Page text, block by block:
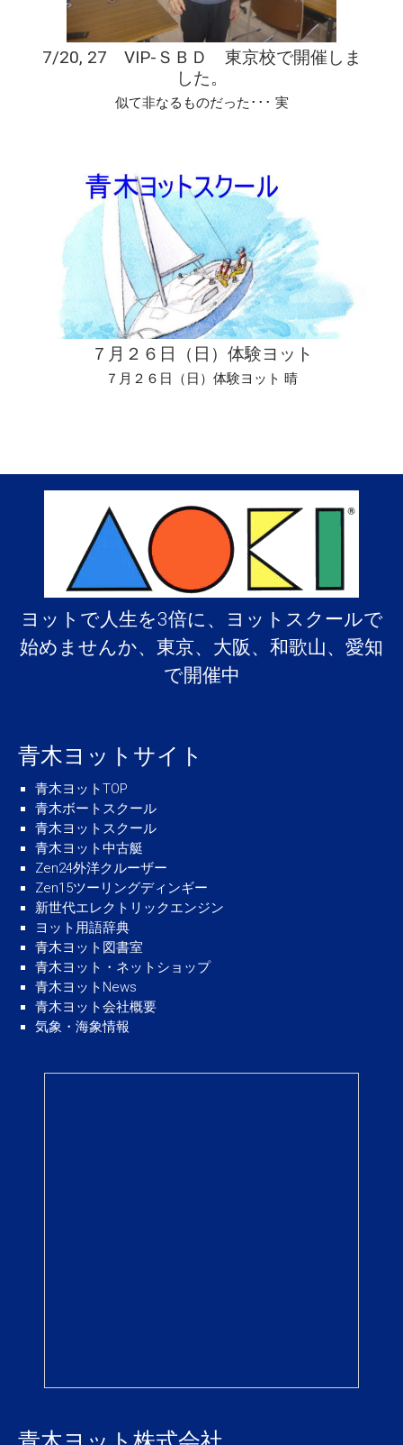
7/20, 27 VIP-ＳＢＤ 東京校で開催しま
した。
似て非なるものだった･･･ 実
７月２６日（日）体験ヨット
７月２６日（日）体験ヨット 晴
ヨットで人生を3倍に、ヨットスクールで
始めませんか、東京、大阪、和歌山、愛知
で開催中
青木ヨットサイト
青木ヨットTOP
青木ボートスクール
青木ヨットスクール
青木ヨット中古艇
Zen24外洋クルーザー
Zen15ツーリングディンギー
新世代エレクトリックエンジン
ヨット用語辞典
青木ヨット図書室
青木ヨット・ネットショップ
青木ヨットNews
青木ヨット会社概要
気象・海象情報